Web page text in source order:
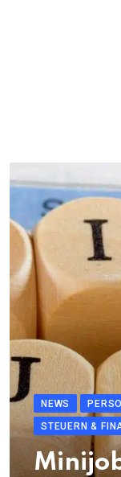
NEWS
STEUERN &